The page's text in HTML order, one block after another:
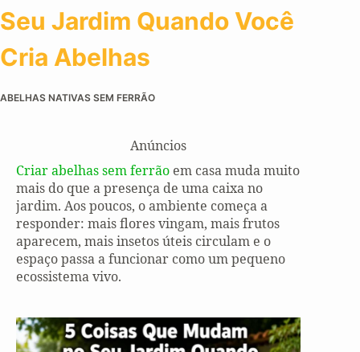
Seu Jardim Quando Você
Cria Abelhas
ABELHAS NATIVAS SEM FERRÃO
Anúncios
Criar abelhas sem ferrão em casa muda muito
mais do que a presença de uma caixa no
jardim. Aos poucos, o ambiente começa a
responder: mais flores vingam, mais frutos
aparecem, mais insetos úteis circulam e o
espaço passa a funcionar como um pequeno
ecossistema vivo.